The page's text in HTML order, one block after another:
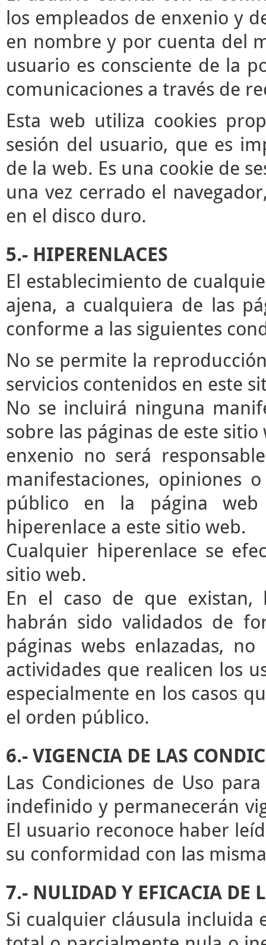
los empleados de enxenio y
en nombre y por cuenta del
usuario es consciente de la
comunicaciones a través de
Esta web utiliza cookies
sesión del usuario, que es
de la web. Es una cookie de
una vez cerrado el
en el disco duro.
5.- HIPERENLACES
El establecimiento de
ajena, a cualquiera de las
conforme a las siguientes
No se permite la
servicios contenidos en este
No se incluirá ninguna
sobre las páginas de este sitio
enxenio no será
manifestaciones, opiniones
público en la página
hiperenlace a este sitio web.
Cualquier hiperenlace se
sitio web.
En el caso de que existan,
habrán sido validados de
páginas webs enlazadas,
actividades que realicen los
especialmente en los casos
el orden público.
6.- VIGENCIA DE LAS
Las Condiciones de Uso
indefinido y permanecerán
El usuario reconoce haber
su conformidad con las
7.- NULIDAD Y EFICACIA DE
Si cualquier cláusula incluida